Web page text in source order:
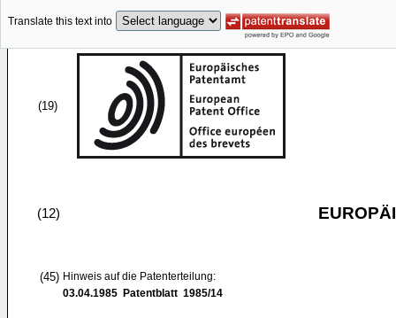
Translate this text into
(19)
(12)
(45) Hinweis auf die Patenterteilung:
03.04.1985 Patentblatt 1985/14